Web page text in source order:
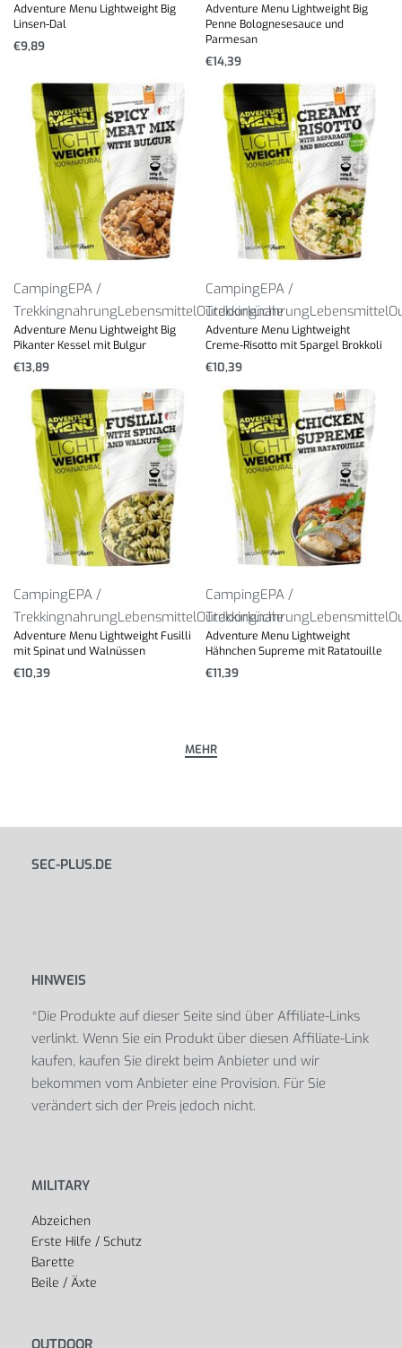
Adventure Menu Lightweight Big
Linsen-Dal
€9,89
Adventure Menu Lightweight Big
Penne Bolognesesauce und
Parmesan
€14,39
CampingEPA /
TrekkingnahrungLebensmittelOutdoorküche
Adventure Menu Lightweight Big
Pikanter Kessel mit Bulgur
€13,89
CampingEPA /
TrekkingnahrungLebensmittel
Adventure Menu Lightweight
Creme-Risotto mit Spargel Brokkoli
€10,39
CampingEPA /
TrekkingnahrungLebensmittelOutdoorküche
Adventure Menu Lightweight Fusilli
mit Spinat und Walnüssen
€10,39
CampingEPA /
TrekkingnahrungLebensmittel
Adventure Menu Lightweight
Hähnchen Supreme mit Ratatouille
€11,39
SEC-PLUS.DE
HINWEIS
*Die Produkte auf dieser Seite sind über Affiliate-Links
verlinkt. Wenn Sie ein Produkt über diesen Affiliate-Link
kaufen, kaufen Sie direkt beim Anbieter und wir
bekommen vom Anbieter eine Provision. Für Sie
verändert sich der Preis jedoch nicht.
MILITARY
Abzeichen
Erste Hilfe / Schutz
Barette
Beile / Äxte
OUTDOOR